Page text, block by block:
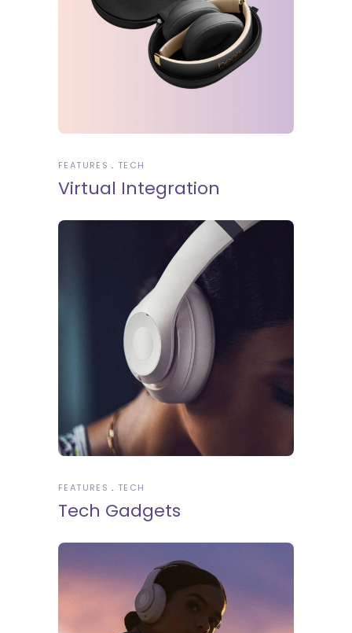
FEATURES TECH
Virtual Integration
FEATURES TECH
Tech Gadgets